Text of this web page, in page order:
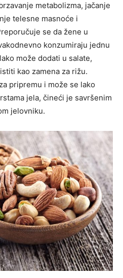
metabolizma, jačanje
telesne masnoće i
se da žene u
konzumiraju jednu
može dodati u salate,
kao zamena za rižu.
pripremu i može se lako
jela, čineći je savršenim
jelovniku.